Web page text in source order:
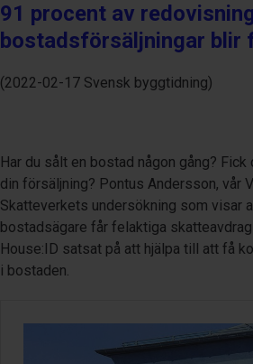
91 procent av
bostadsförsäljningar blir
(2022-02-17 Svensk byggtidning)
Har du sålt en bostad någon gång?
din försäljning? Pontus Andersson, vår
Skatteverkets undersökning som visar
bostadsägare får felaktiga
House:ID satsat på att hjälpa till att få
i bostaden.